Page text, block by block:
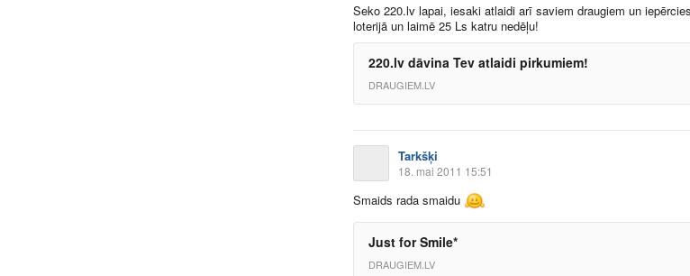
Seko 220.lv lapai, iesaki atlaidi arī saviem draugiem un
loterijā un laimē 25 Ls katru nedēļu!
220.lv dāvina Tev atlaidi pirkumiem!
DRAUGIEM.LV
Tarkšķi
18. mai 2011 15:51
Smaids rada smaidu
Just for Smile*
DRAUGIEM.LV